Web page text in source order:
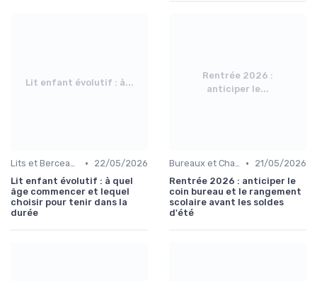
Lit enfant évolutif : à...
Lits et Berceaux •
22/05/2026
Lit enfant évolutif : à quel
âge commencer et lequel
choisir pour tenir dans la
durée
Rentrée 2026 :
anticiper le...
Bureaux et Chaises pour Enfants •
21/05/2026
Rentrée 2026 : anticiper le
coin bureau et le rangement
scolaire avant les soldes
d'été